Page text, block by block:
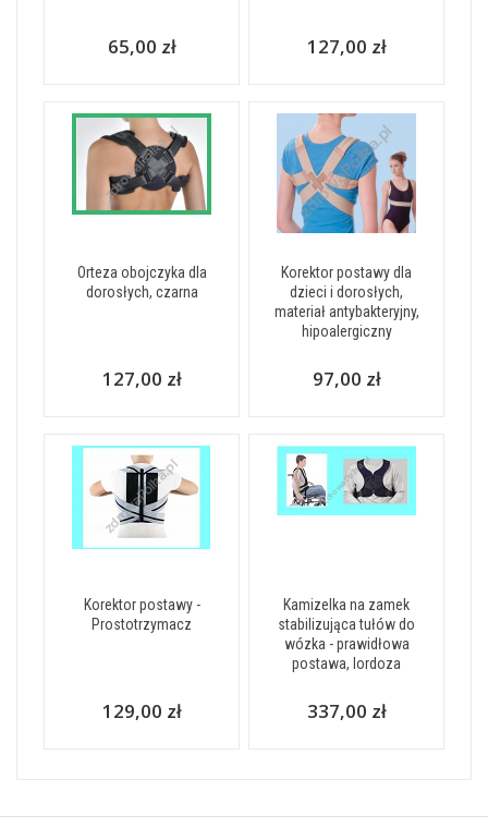
65,00 zł 127,00 zł
Orteza obojczyka dla
dorosłych, czarna
127,00 zł
Korektor postawy dla
dzieci i dorosłych,
materiał antybakteryjny,
hipoalergiczny
97,00 zł
Korektor postawy -
Prostotrzymacz
129,00 zł
Kamizelka na zamek
stabilizująca tułów do
wózka - prawidłowa
postawa, lordoza
337,00 zł